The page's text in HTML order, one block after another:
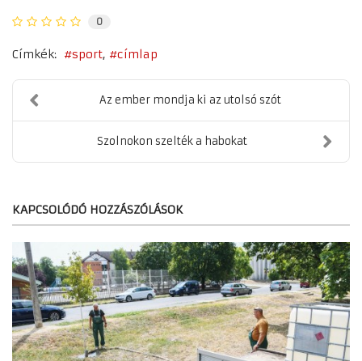
0
Címkék: sport címlap
Az ember mondja ki az utolsó szót
Szolnokon szelték a habokat
KAPCSOLÓDÓ HOZZÁSZÓLÁSOK